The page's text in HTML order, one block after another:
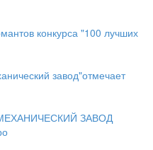
конкурса "100 лучших
завод"отмечает
ЗАВОД